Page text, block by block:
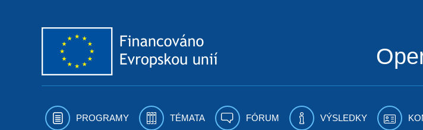
PROGRAMY TÉMATA FÓRUM VÝSLEDKY